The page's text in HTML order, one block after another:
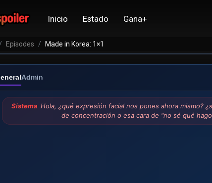
Inicio Estado Gana+
Episodes Made in Korea: 1×1
Admin
Sistema Hola, ¿qué expresión facial nos pones ahora mismo?
de concentración o esa cara de "no sé qué